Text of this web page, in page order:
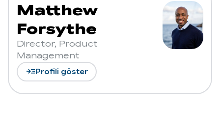
Matthew
Forsythe
Director, Product
Management
read_moreProfili göster